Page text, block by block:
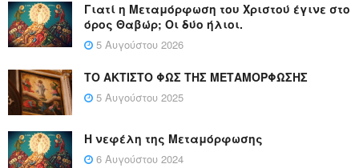
Γιατί η Μεταμόρφωση του Χριστού έγινε στο
όρος Θαβώρ; Οι δύο ήλιοι.
5 Αυγούστου 2026
ΤΟ ΑΚΤΙΣΤΟ ΦΩΣ ΤΗΣ ΜΕΤΑΜΟΡΦΩΣΗΣ
5 Αυγούστου 2025
Η νεφέλη της Μεταμόρφωσης
6 Αυγούστου 2024